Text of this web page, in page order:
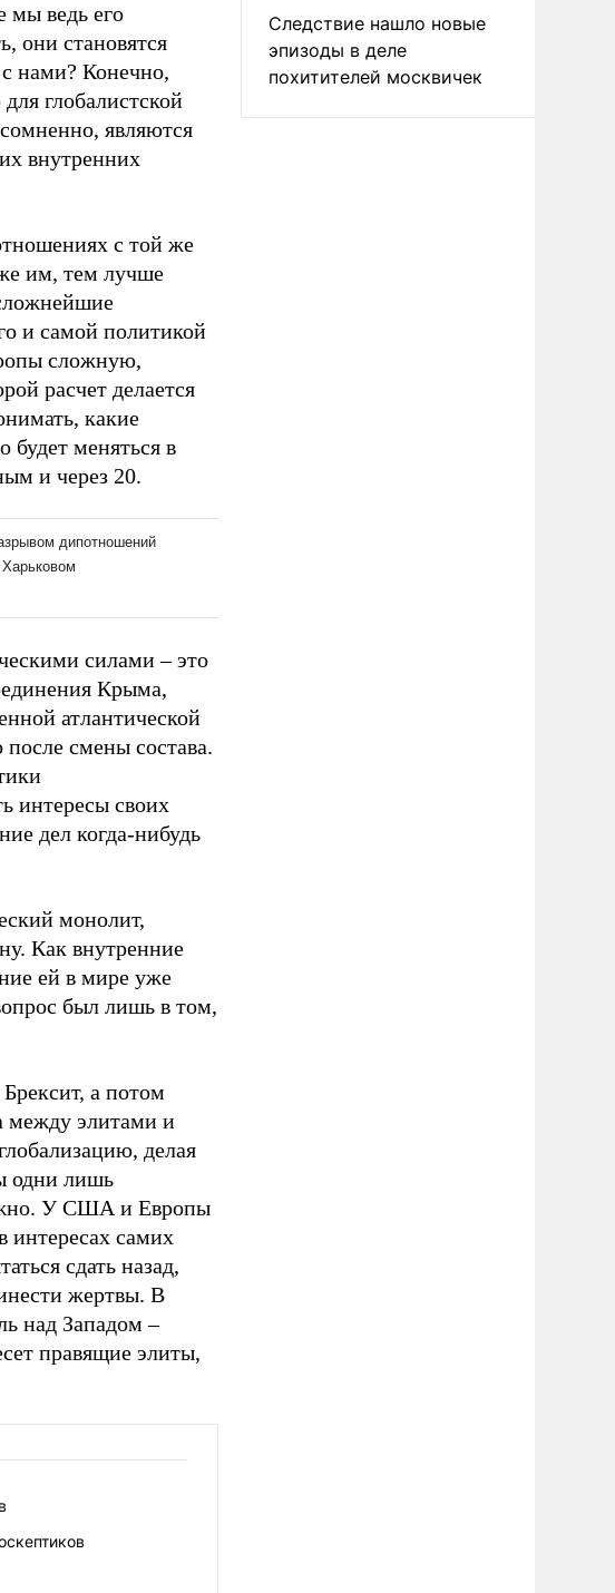
мы ведь его
они становятся
нами? Конечно,
глобалистской
являются
внутренних
с той же
им, тем лучше
и самой политикой
сложную,
расчет делается
какие
будет меняться в
и через 20.
силами – это
Крыма,
атлантической
после смены состава.
интересы своих
дел когда-нибудь
монолит,
Как внутренние
ей в мире уже
был лишь в том,
а потом
между элитами и
делая
одни лишь
У США и Европы
интересах самих
сдать назад,
жертвы. В
над Западом –
правящие элиты,
Следствие нашло новые
эпизоды в деле
похитителей москвичек